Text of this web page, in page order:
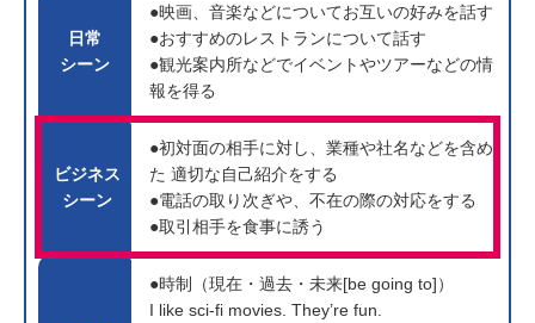
日常
シーン
●映画、音楽などについてお互いの好みを話す
●おすすめのレストランについて話す
●観光案内所などでイベントやツアーなどの情
報を得る
ビジネス
シーン
●初対面の相手に対し、業種や社名などを含め
た 適切な自己紹介をする
●電話の取り次ぎや、不在の際の対応をする
●取引相手を食事に誘う
●時制（現在・過去・未来[be going to]）
I like sci-fi movies. They’re fun.